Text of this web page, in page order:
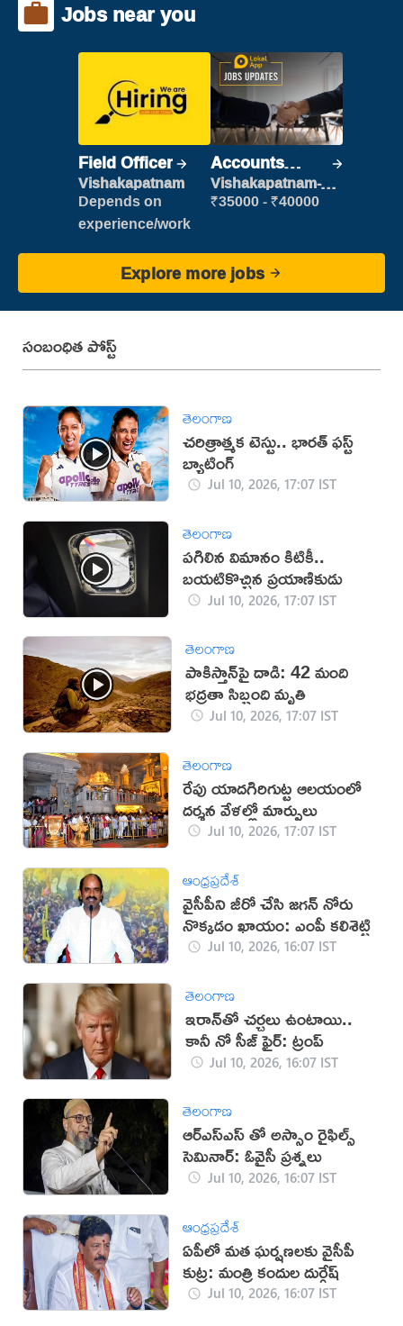
Jobs near you
Field Officer
Vishakapatnam
Depends on
experience/work
Accounts
Clerk
Vishakapatnam-
new
₹35000 - ₹40000
Explore more jobs
సంబంధిత పోస్ట్
తెలంగాణ
చరిత్రాత్మక టెస్టు.. భారత్‌ ఫస్ట్‌
బ్యాటింగ్‌
Jul 10, 2026, 17:07 IST
తెలంగాణ
పగిలిన విమానం కిటికీ..
బయటికొచ్చిన ప్రయాణికుడు
Jul 10, 2026, 17:07 IST
తెలంగాణ
పాకిస్తాన్‌పై దాడి: 42 మంది
భద్రతా సిబ్బంది మృతి
Jul 10, 2026, 17:07 IST
తెలంగాణ
రేపు యాదగిరిగుట్ట ఆలయంలో
దర్శన వేళల్లో మార్పులు
Jul 10, 2026, 17:07 IST
ఆంధ్రప్రదేశ్
వైసీపీని జీరో చేసి జగన్ నోరు
నొక్కడం ఖాయం: ఎంపీ కలిశెట్టి
Jul 10, 2026, 16:07 IST
తెలంగాణ
‌ఇరాన్‌తో చర్చలు ఉంటాయి..
కానీ నో సీజ్ ఫైర్: ట్రంప్
Jul 10, 2026, 16:07 IST
తెలంగాణ
ఆర్ఎస్ఎస్ తో అస్సాం రైఫిల్స్
సెమినార్: ఓవైసీ ప్రశ్నలు
Jul 10, 2026, 16:07 IST
ఆంధ్రప్రదేశ్
ఏపీలో మత ఘర్షణలకు వైసీపీ
కుట్ర: మంత్రి కందుల దుర్గేష్
Jul 10, 2026, 16:07 IST